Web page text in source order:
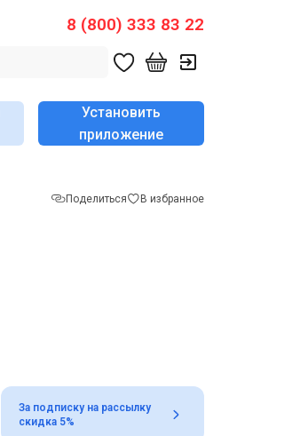
8 (800) 333 83 22
Установить
приложение
Поделиться В избранное
За подписку на рассылку
скидка 5%